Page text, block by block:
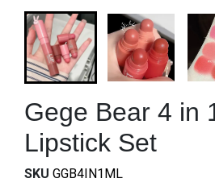
Gege Bear 4 in
Lipstick Set
SKU GGB4IN1ML